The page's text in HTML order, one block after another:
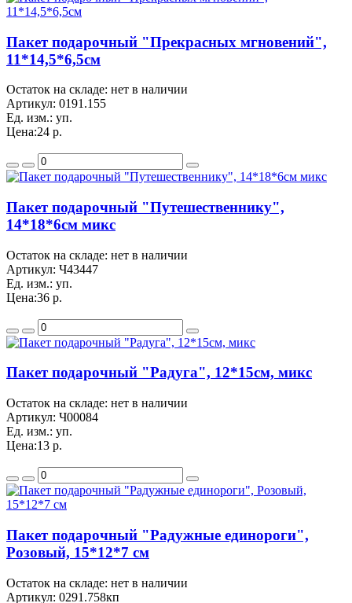
Пакет подарочный "Прекрасных мгновений",
11*14,5*6,5см
Остаток на складе: нет в наличии
Артикул: 0191.155
Ед. изм.: уп.
Цена:24 р.
Пакет подарочный "Путешественнику",
14*18*6см микс
Остаток на складе: нет в наличии
Артикул: Ч43447
Ед. изм.: уп.
Цена:36 р.
Пакет подарочный "Радуга", 12*15см, микс
Остаток на складе: нет в наличии
Артикул: Ч00084
Ед. изм.: уп.
Цена:13 р.
Пакет подарочный "Радужные единороги",
Розовый, 15*12*7 см
Остаток на складе: нет в наличии
Артикул: 0291.758кп